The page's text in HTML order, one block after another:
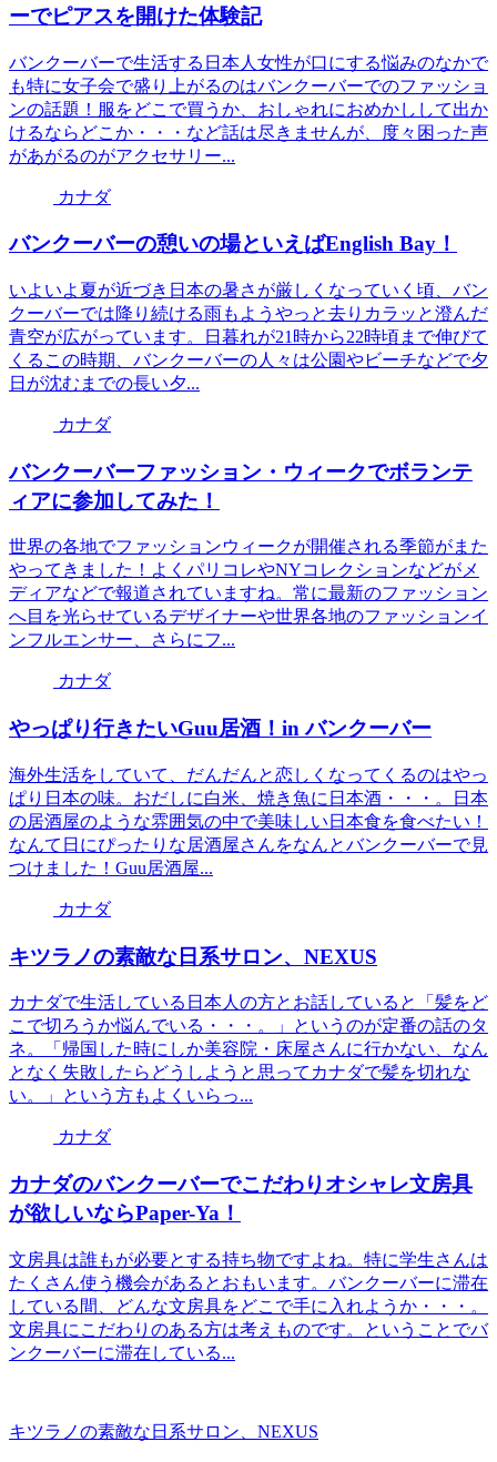
ーでピアスを開けた体験記
バンクーバーで生活する日本人女性が口にする悩みのなかで
も特に女子会で盛り上がるのはバンクーバーでのファッショ
ンの話題！服をどこで買うか、おしゃれにおめかしして出か
けるならどこか・・・など話は尽きませんが、度々困った声
があがるのがアクセサリー...
カナダ
バンクーバーの憩いの場といえばEnglish Bay！
いよいよ夏が近づき日本の暑さが厳しくなっていく頃、バン
クーバーでは降り続ける雨もようやっと去りカラッと澄んだ
青空が広がっています。日暮れが21時から22時頃まで伸びて
くるこの時期、バンクーバーの人々は公園やビーチなどで夕
日が沈むまでの長い夕...
カナダ
バンクーバーファッション・ウィークでボランテ
ィアに参加してみた！
世界の各地でファッションウィークが開催される季節がまた
やってきました！よくパリコレやNYコレクションなどがメ
ディアなどで報道されていますね。常に最新のファッション
へ目を光らせているデザイナーや世界各地のファッションイ
ンフルエンサー、さらにフ...
カナダ
やっぱり行きたいGuu居酒！in バンクーバー
海外生活をしていて、だんだんと恋しくなってくるのはやっ
ぱり日本の味。おだしに白米、焼き魚に日本酒・・・。日本
の居酒屋のような雰囲気の中で美味しい日本食を食べたい！
なんて日にぴったりな居酒屋さんをなんとバンクーバーで見
つけました！Guu居酒屋...
カナダ
キツラノの素敵な日系サロン、NEXUS
カナダで生活している日本人の方とお話していると「髪をど
こで切ろうか悩んでいる・・・。」というのが定番の話のタ
ネ。「帰国した時にしか美容院・床屋さんに行かない、なん
となく失敗したらどうしようと思ってカナダで髪を切れな
い。」という方もよくいらっ...
カナダ
カナダのバンクーバーでこだわりオシャレ文房具
が欲しいならPaper-Ya！
文房具は誰もが必要とする持ち物ですよね。特に学生さんは
たくさん使う機会があるとおもいます。バンクーバーに滞在
している間、どんな文房具をどこで手に入れようか・・・。
文房具にこだわりのある方は考えものです。ということでバ
ンクーバーに滞在している...
キツラノの素敵な日系サロン、NEXUS